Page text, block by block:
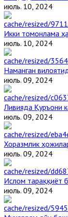
июль. 10, 2024
Икки томонлама
июль. 10, 2024
Наманган
июль. 09, 2024
Ливияда Қуръони
июль. 09, 2024
Хоразмлик
июль. 09, 2024
Ислом тараққиёт
июль. 09, 2024